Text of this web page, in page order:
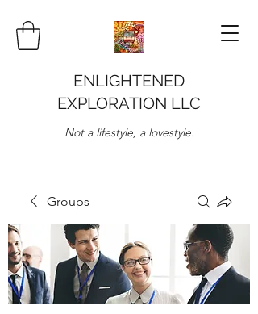
ENLIGHTENED
EXPLORATION LLC
Not a lifestyle, a lovestyle.
Groups